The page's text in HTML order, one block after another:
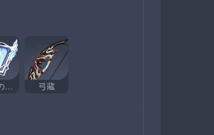
祭礼の断片 弓蔵